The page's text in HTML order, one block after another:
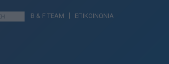
B & F TEAM ΕΠΙΚΟΙΝΩΝΙΑ